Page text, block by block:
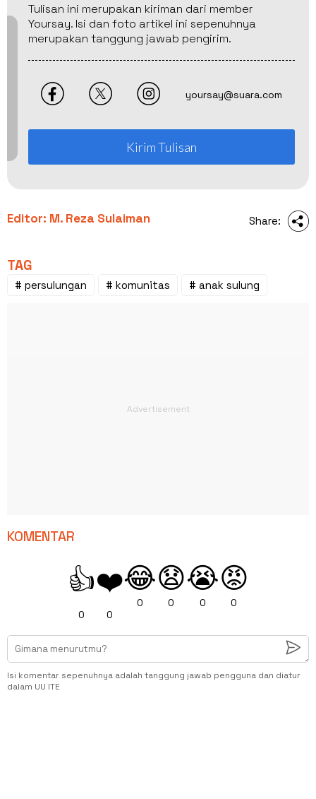
Tulisan ini merupakan kiriman dari member
Yoursay. Isi dan foto artikel ini sepenuhnya
merupakan tanggung jawab pengirim.
yoursay@suara.com
Kirim Tulisan
Editor: M. Reza Sulaiman Share:
TAG
# persulungan # komunitas # anak sulung
KOMENTAR
👍
0
❤️
0
😂
0
😧
0
😭
0
😡
0
Isi komentar sepenuhnya adalah tanggung jawab pengguna dan diatur
dalam UU ITE